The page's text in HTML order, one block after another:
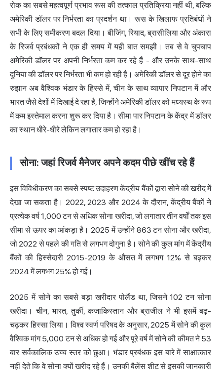
रोक का सबसे महत्वपूर्ण प्रभाव रूस की तत्काल प्रतिक्रिया नहीं थी, बल्कि
अमेरिकी डॉलर पर निर्भरता का प्रदर्शन था। रूस के खिलाफ प्रतिबंधों ने
सभी के लिए समीकरण बदल दिया। बीजिंग, रियाद, ब्रासीलिया और अंकारा
के रिजर्व प्रबंधकों ने एक ही समय में यही बात समझी। तब से वे चुपचाप
अमेरिकी डॉलर पर अपनी निर्भरता कम कर रहे हैं - और उनके साथ-साथ
दुनिया की डॉलर पर निर्भरता भी कम हो रही है। अमेरिकी डॉलर से दूर होने का
रुझान अब वैश्विक भंडार के हिस्से में, चीन के साथ व्यापार निपटान में और
भारत जैसे देशों में दिखाई दे रहा है, जिन्होंने अमेरिकी डॉलर को मध्यस्थ के रूप
में कम इस्तेमाल करना शुरू कर दिया है। सीमा पार निपटान के केंद्र में डॉलर
का स्थान धीरे-धीरे लेकिन लगातार कम हो रहा है।
सोना: जहां रिजर्व मैनेजर अपने कदम पीछे खींच रहे हैं
इस विविधीकरण का सबसे स्पष्ट उदाहरण केंद्रीय बैंकों द्वारा सोने की खरीद में
देखा जा सकता है। 2022, 2023 और 2024 के दौरान, केंद्रीय बैंकों ने
प्रत्येक वर्ष 1,000 टन से अधिक सोना खरीदा, जो लगातार तीन वर्षों तक इस
सीमा से ऊपर का आंकड़ा है। 2025 में उन्होंने 863 टन सोना और खरीदा,
जो 2022 से पहले की गति से लगभग दोगुना है। सोने की कुल मांग में केंद्रीय
बैंकों की हिस्सेदारी 2015-2019 के औसत में लगभग 12% से बढ़कर
2024 में लगभग 25% हो गई।
2025 में सोने का सबसे बड़ा खरीदार पोलैंड था, जिसने 102 टन सोना
खरीदा। चीन, भारत, तुर्की, कजाकिस्तान और ब्राजील ने भी इसमें बढ़-
चढ़कर हिस्सा लिया। विश्व स्वर्ण परिषद के अनुसार, 2025 में सोने की कुल
वैश्विक मांग 5,000 टन से अधिक हो गई और पूरे वर्ष में सोने की कीमत ने 53
बार सर्वकालिक उच्च स्तर को छुआ। भंडार प्रबंधक इस बारे में साक्षात्कार
नहीं देते कि वे सोना क्यों खरीद रहे हैं। उनकी बैलेंस शीट से इसकी जानकारी